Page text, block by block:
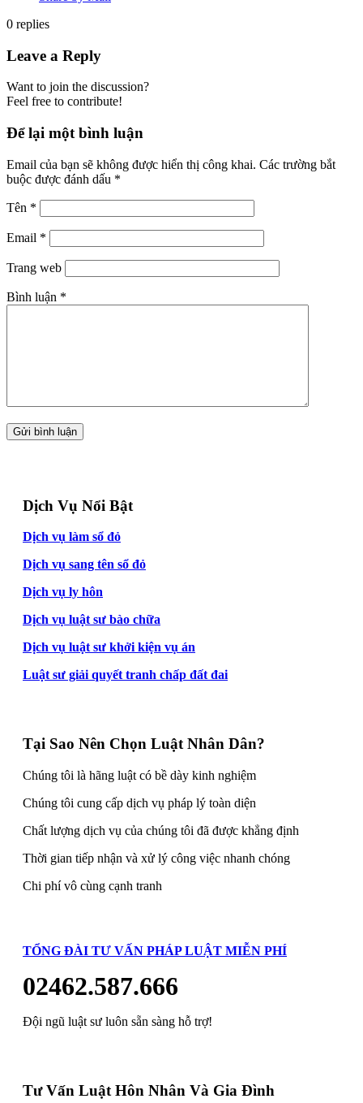
0 replies
Leave a Reply
Want to join the discussion?
Feel free to contribute!
Để lại một bình luận
Email của bạn sẽ không được hiển thị công khai. Các trường bắt
buộc được đánh dấu *
Tên *
Email *
Trang web
Bình luận *
Dịch Vụ Nổi Bật
Dịch vụ làm sổ đỏ
Dịch vụ sang tên sổ đỏ
Dịch vụ ly hôn
Dịch vụ luật sư bào chữa
Dịch vụ luật sư khởi kiện vụ án
Luật sư giải quyết tranh chấp đất đai
Tại Sao Nên Chọn Luật Nhân Dân?
Chúng tôi là hãng luật có bề dày kinh nghiệm
Chúng tôi cung cấp dịch vụ pháp lý toàn diện
Chất lượng dịch vụ của chúng tôi đã được khẳng định
Thời gian tiếp nhận và xử lý công việc nhanh chóng
Chi phí vô cùng cạnh tranh
TỔNG ĐÀI TƯ VẤN PHÁP LUẬT MIỄN PHÍ
02462.587.666
Đội ngũ luật sư luôn sẵn sàng hỗ trợ!
Tư Vấn Luật Hôn Nhân Và Gia Đình